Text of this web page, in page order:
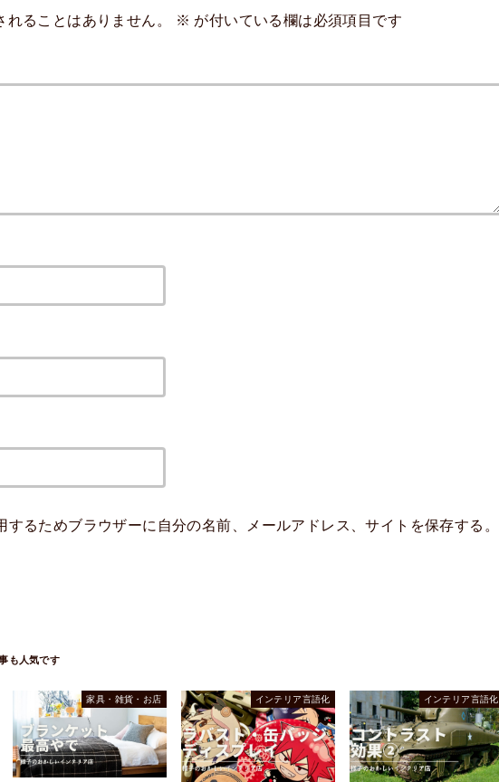
ることはありません。 ※ が付いている欄は必須項目です
するためブラウザーに自分の名前、メールアドレス、サイトを保存する。
家具・雑貨・お店 インテリア言語化 インテリア言語化